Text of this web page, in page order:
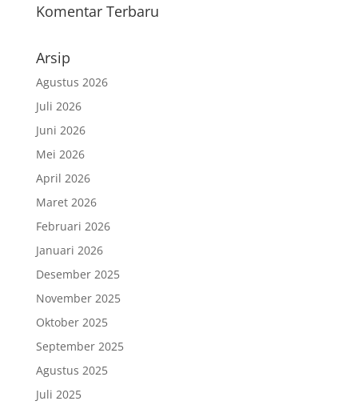
Komentar Terbaru
Arsip
Agustus 2026
Juli 2026
Juni 2026
Mei 2026
April 2026
Maret 2026
Februari 2026
Januari 2026
Desember 2025
November 2025
Oktober 2025
September 2025
Agustus 2025
Juli 2025